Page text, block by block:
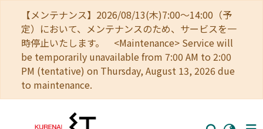
【メンテナンス】2026/08/13(木)7:00～14:00（予
定）において、メンテナンスのため、サービスを一
時停止いたします。 <Maintenance> Service will
be temporarily unavailable from 7:00 AM to 2:00
PM (tentative) on Thursday, August 13, 2026 due
to maintenance.